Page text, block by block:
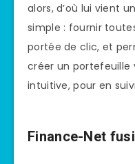
alors, d’où lui vient
simple : fournir
portée de clic, et
créer un portefeuille
intuitive, pour en
Finance-Net